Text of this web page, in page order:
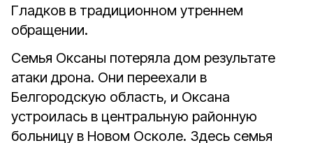
Гладков в традиционном утреннем
обращении.
Семья Оксаны потеряла дом результате
атаки дрона. Они переехали в
Белгородскую область, и Оксана
устроилась в центральную районную
больницу в Новом Осколе. Здесь семья